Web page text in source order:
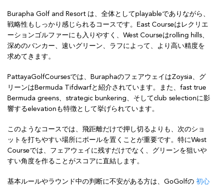
Burapha Golf and Resort は、全体としてplayableでありながら、
戦略性もしっかり感じられるコースです。East Courseはレクリエ
ーションゴルファーにも入りやすく、West Courseはrolling hills、
深めのバンカー、速いグリーン、ラフによって、より高い精度を
求めてきます。
PattayaGolfCoursesでは、BuraphaのフェアウェイはZoysia、グ
リーンはBermuda Tifdwarfと紹介されています。また、fast true
Bermuda greens、strategic bunkering、そしてclub selectionに影
響するelevationも特徴として挙げられています。
このようなコースでは、飛距離だけで押し切るよりも、次のショ
ットを打ちやすい場所にボールを置くことが重要です。特にWest
Courseでは、フェアウェイに残すだけでなく、グリーンを狙いや
すい角度を作ることがスコアに直結します。
基本ルールやラウンド中の判断に不安がある方は、GoGolfの 初心